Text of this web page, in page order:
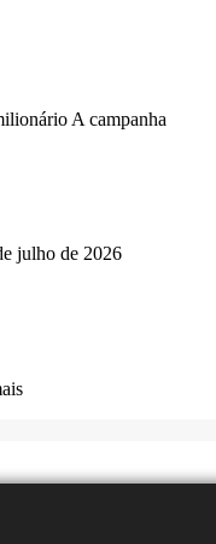
A campanha
julho de 2026